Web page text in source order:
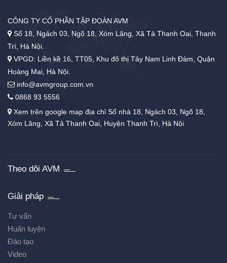
CÔNG TY CỔ PHẦN TẬP ĐOÀN AVM
Số 18, Ngách 03, Ngõ 18, Xóm Lăng, Xã Tả Thanh Oai, Thanh
Trì, Hà Nội.
VPGD: Liền kề 16, TT05, Khu đô thị Tây Nam Linh Đàm, Quận
Hoàng Mai, Hà Nội.
info@avmgroup.com.vn
0868 93 5556
Xem trên google map địa chỉ Số nhà 18, Ngách 03, Ngõ 18,
Xóm Lăng, Xã Tả Thanh Oai, Huyện Thanh Trì, Hà Nội
Theo dõi AVM
Giải pháp
Tư vấn
Huấn luyện
Đào tạo
Video